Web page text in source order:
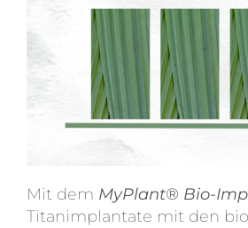
Mit dem MyPlant® Bio-
Titanimplantate mit den